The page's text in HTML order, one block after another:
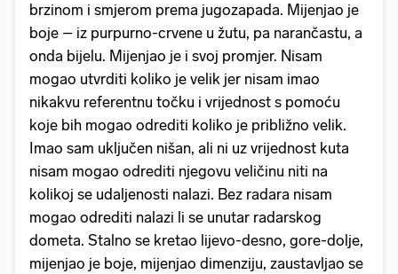
brzinom i smjerom prema jugozapada. Mijenjao je
boje – iz purpurno-crvene u žutu, pa narančastu, a
onda bijelu. Mijenjao je i svoj promjer. Nisam
mogao utvrditi koliko je velik jer nisam imao
nikakvu referentnu točku i vrijednost s pomoću
koje bih mogao odrediti koliko je približno velik.
Imao sam uključen nišan, ali ni uz vrijednost kuta
nisam mogao odrediti njegovu veličinu niti na
kolikoj se udaljenosti nalazi. Bez radara nisam
mogao odrediti nalazi li se unutar radarskog
dometa. Stalno se kretao lijevo-desno, gore-dolje,
mijenjao je boje, mijenjao dimenziju, zaustavljao se